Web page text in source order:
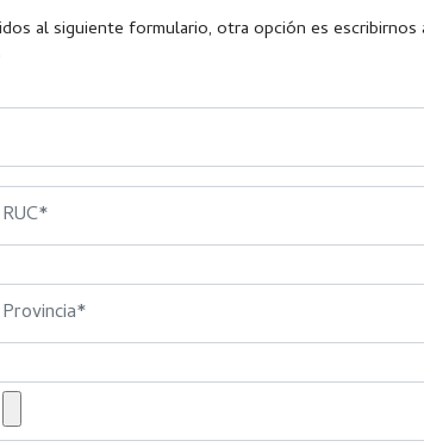
al siguiente formulario, otra opción es escribirnos